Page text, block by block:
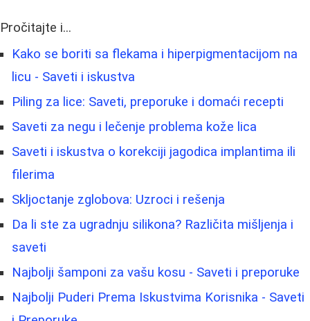
Pročitajte i...
Kako se boriti sa flekama i hiperpigmentacijom na
licu - Saveti i iskustva
Piling za lice: Saveti, preporuke i domaći recepti
Saveti za negu i lečenje problema kože lica
Saveti i iskustva o korekciji jagodica implantima ili
filerima
Skljoctanje zglobova: Uzroci i rešenja
Da li ste za ugradnju silikona? Različita mišljenja i
saveti
Najbolji šamponi za vašu kosu - Saveti i preporuke
Najbolji Puderi Prema Iskustvima Korisnika - Saveti